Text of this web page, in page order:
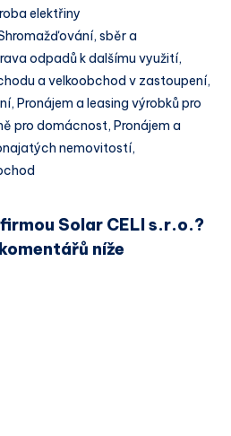
elektřiny
sběr a
odpadů k dalšímu využití,
a velkoobchod v zastoupení,
Pronájem a leasing výrobků pro
pro domácnost, Pronájem a
nemovitostí,
Solar CELI s.r.o.?
níže